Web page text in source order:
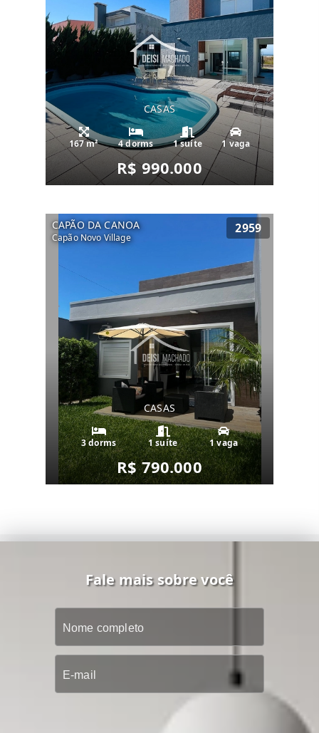
CASAS
167 m² 4 dorms 1 suíte 1 vaga
R$ 990.000
CAPÃO DA CANOA
Capão Novo Village
2959
CASAS
3 dorms 1 suíte 1 vaga
R$ 790.000
Fale mais sobre você